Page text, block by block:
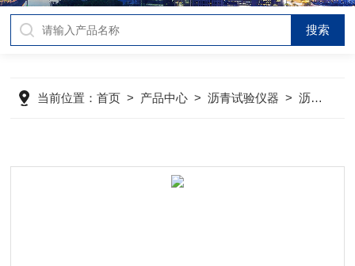
当前位置：首页 > 产品中心 >沥青试验仪器 >沥青路面横断面尺